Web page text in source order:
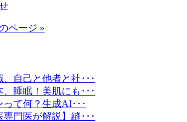
ページ »
、自己と他者と社･･･
睡眠！美肌にも･･･
て何？生成AI･･･
専門医が解説】縫･･･